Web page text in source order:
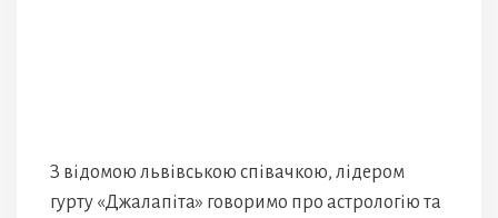
З відомою львівською співачкою, лідером
гурту «Джалапіта» говоримо про астрологію та